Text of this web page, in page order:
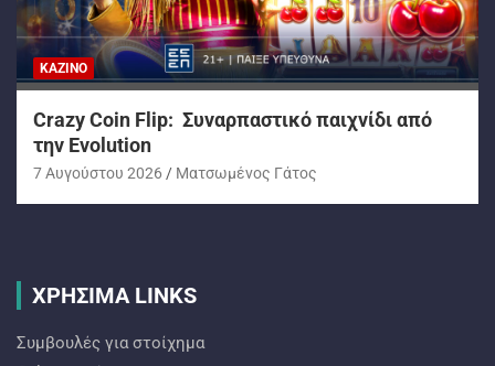
ΚΑΖΊΝΟ
Crazy Coin Flip: Συναρπαστικό παιχνίδι από
την Evolution
7 Αυγούστου 2026 Ματσωμένος Γάτος
ΧΡΗΣΙΜΑ LINKS
Συμβουλές για στοίχημα